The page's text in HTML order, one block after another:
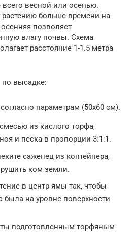
всего весной или осенью.
растению больше времени на
позволяет
влагу почвы. Схема
расстояние 1-1.5 метра
по высадке:
параметрам (50х60 см).
из кислого торфа,
и песка в пропорции 3:1:1.
саженец из контейнера,
ком земли.
в центр ямы так, чтобы
была на уровне поверхности
подготовленным торфяным